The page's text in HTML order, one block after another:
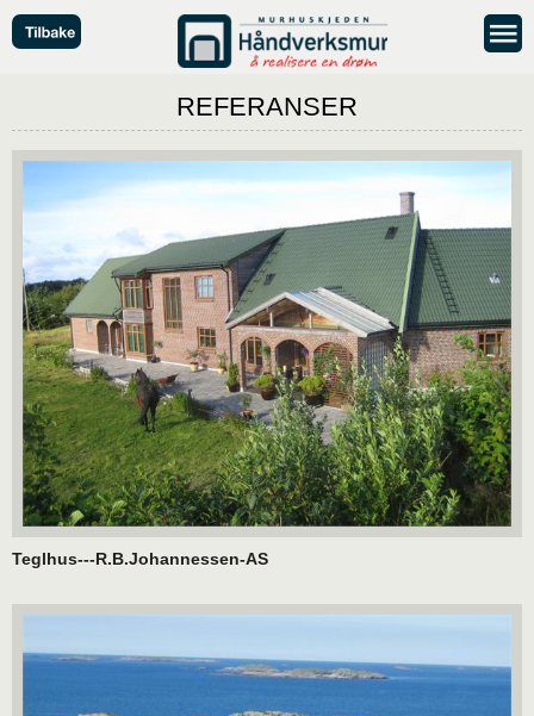
REFERANSER
Teglhus---R.B.Johannessen-AS